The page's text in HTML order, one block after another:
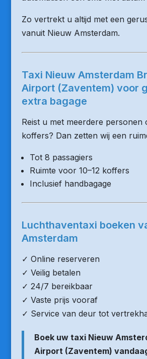
Zo vertrekt u altijd met een
vanuit Nieuw Amsterdam.
Taxi Nieuw Amsterdam
Airport (Zaventem) voor
extra bagage
Reist u met meerdere personen
koffers? Dan zetten wij een
Tot 8 passagiers
Ruimte voor 10–12 koffers
Inclusief handbagage
Luchthaventaxi boeken
Amsterdam
✓ Online reserveren
✓ Veilig betalen
✓ 24/7 bereikbaar
✓ Vaste prijs vooraf
✓ Service van deur tot
Boek uw taxi Nieuw
Airport (Zaventem)